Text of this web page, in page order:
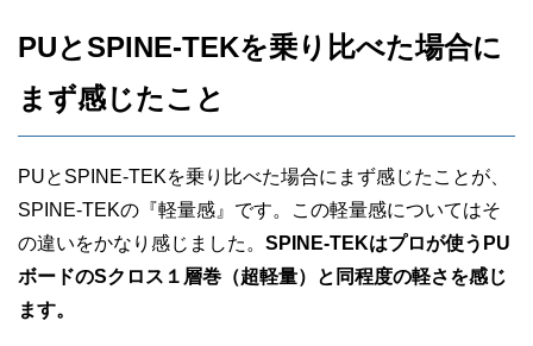
PUとSPINE-TEKを乗り比べた場合に
まず感じたこと
PUとSPINE-TEKを乗り比べた場合にまず感じたことが、
SPINE-TEKの『軽量感』です。この軽量感についてはそ
の違いをかなり感じました。 SPINE-TEKはプロが使うPU
ボードのSクロス１層巻（超軽量）と同程度の軽さを感じ
ます。